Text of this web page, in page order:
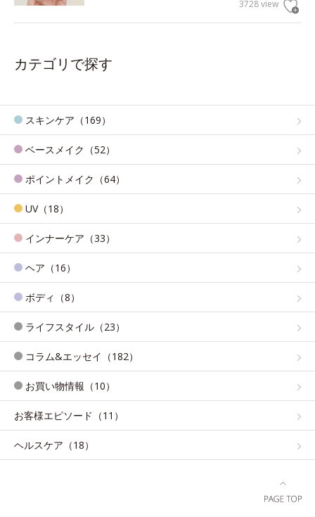
3728 view
カテゴリで探す
スキンケア（169）
ベースメイク（52）
ポイントメイク（64）
UV（18）
インナーケア（33）
ヘア（16）
ボディ（8）
ライフスタイル（23）
コラム&エッセイ（182）
お買い物情報（10）
お客様エピソード（11）
ヘルスケア（18）